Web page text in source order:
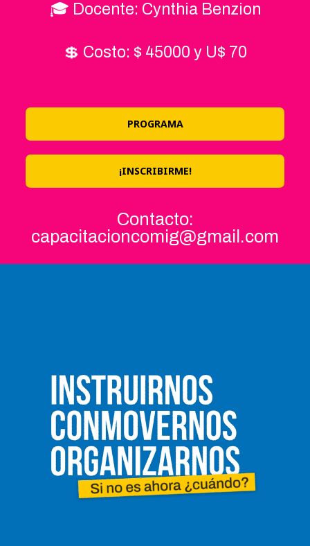
🎓 Docente: Cynthia Benzion
💲 Costo: $ 45000 y U$ 70
PROGRAMA
¡INSCRIBIRME!
Contacto:
capacitacioncomig@gmail.com